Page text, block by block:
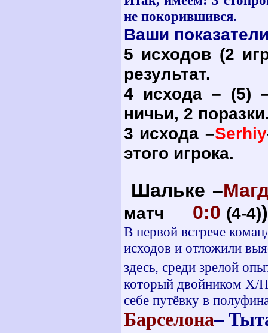
не покорившився.
Ваши
5 исходов (2
результат.
4 исхода – (5)
ничьи, 2
3 исхода –Serhiy
этого игрока.
Шальке –
матч 0:0 (4-4))
В первой встрече
исходов и отложили
здесь, среди зрелой
который двойником Х/
себе путёвку в
Барселона–